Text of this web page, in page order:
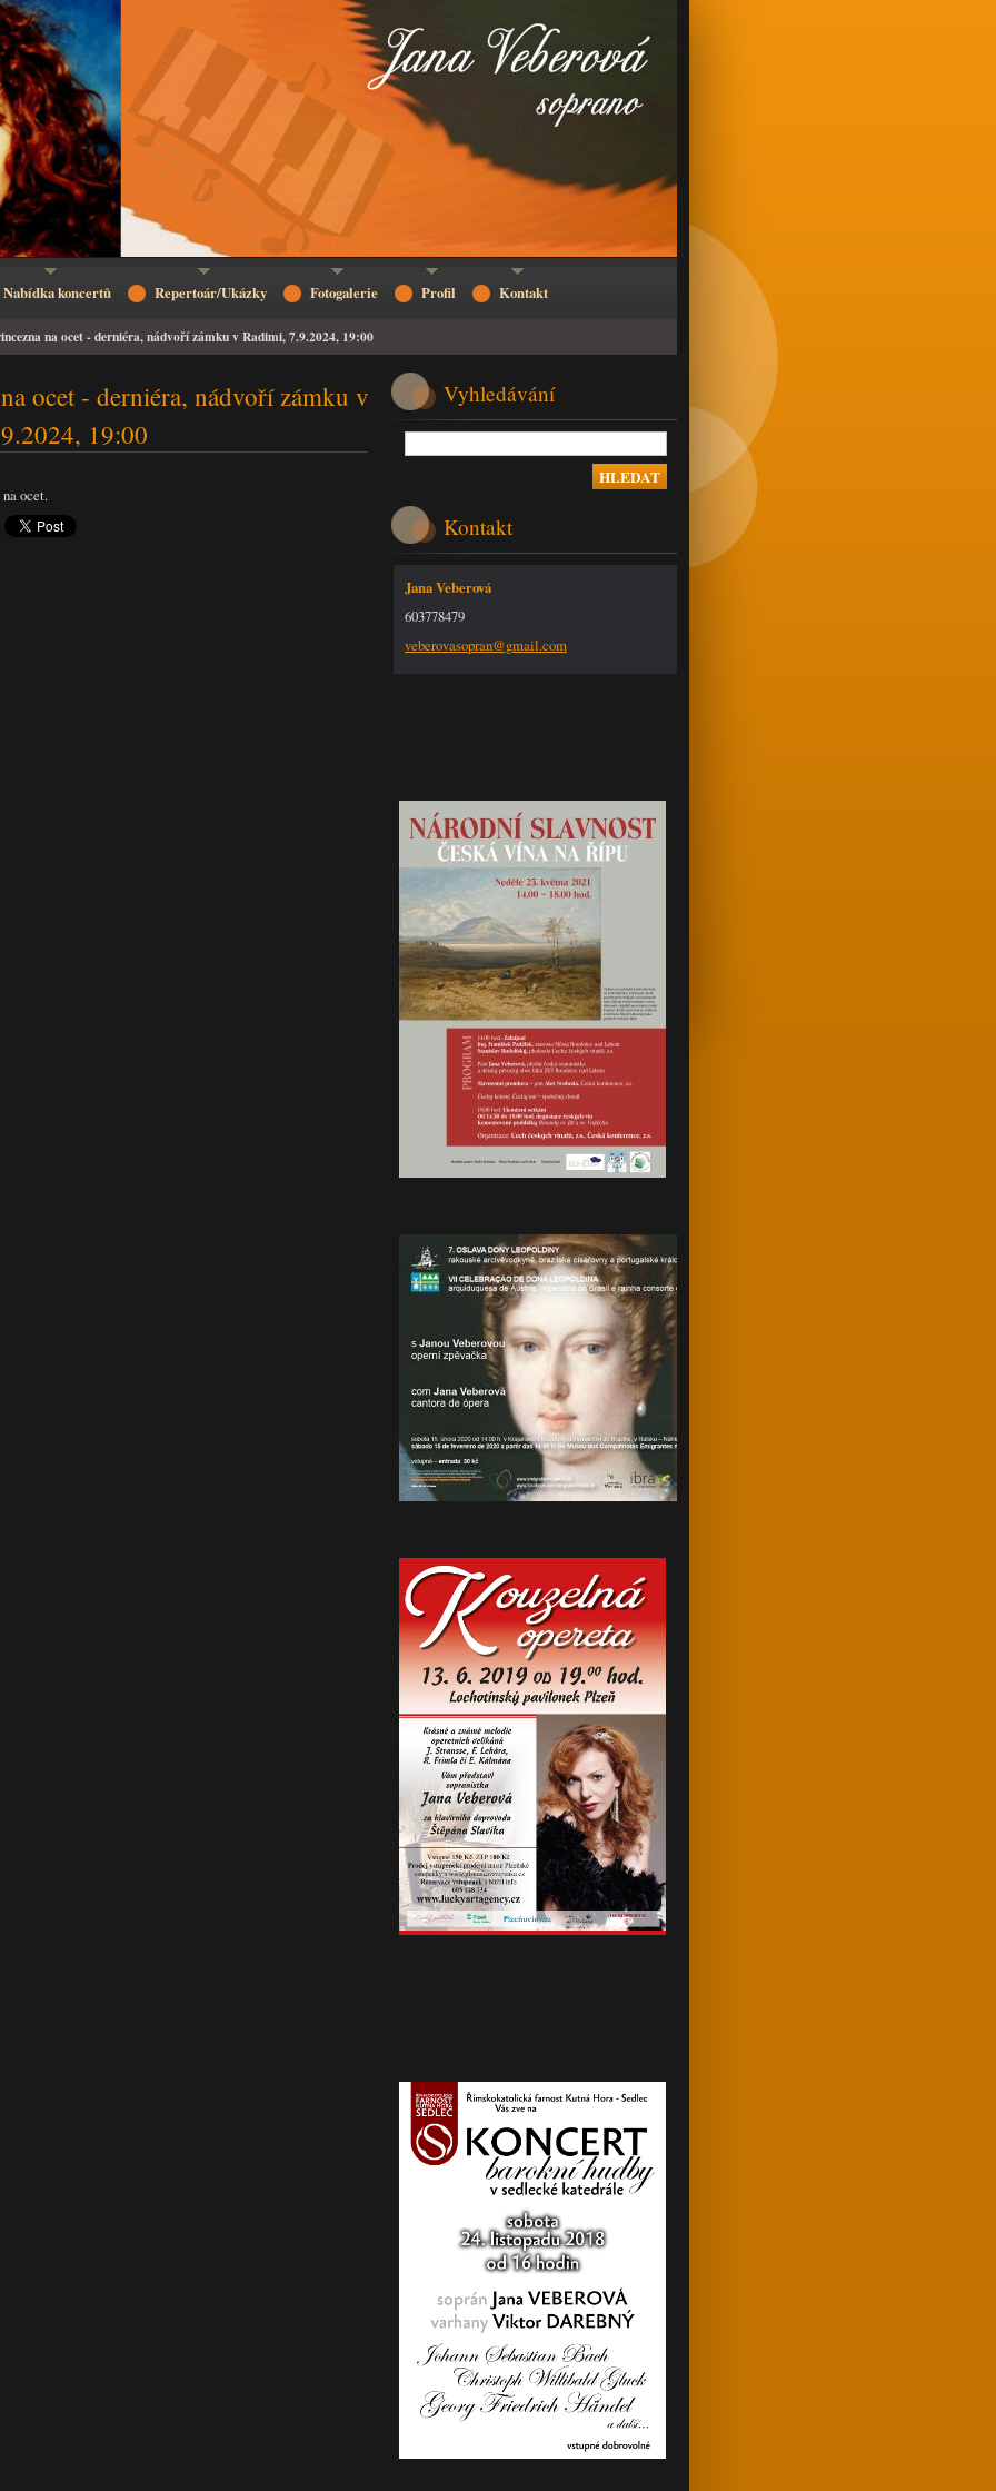
na ocet - derniéra, nádvoří zámku v Radimi, 7.9.2024, 19:00
ocet - derniéra, nádvoří zámku v
19:00
ocet.
Vyhledávání
Kontakt
Jana Veberová
603778479
veberovasopran@gmail.com
Nabídka koncertů Repertoár/Ukázky Fotogalerie Profil Kontakt